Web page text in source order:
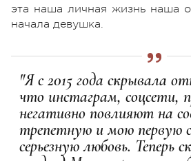
эта наша личная жизнь наша
начала девушка.
"Я с 2015 года скрывала
что инстаграм, соцсети,
негативно повлияют на
трепетную и мою первую
серьезную любовь. Теперь